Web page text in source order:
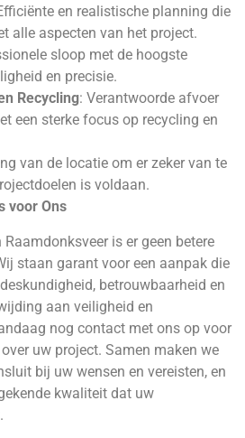
en realistische planning die
alle aspecten van het project.
sloop met de hoogste
en precisie.
Recycling: Verantwoorde afvoer
een sterke focus op recycling en
van de locatie om er zeker van te
is voldaan.
voor Ons
is er geen betere
staan garant voor een aanpak die
betrouwbaarheid en
aan veiligheid en
nog contact met ons op voor
uw project. Samen maken we
bij uw wensen en vereisten, en
kwaliteit dat uw